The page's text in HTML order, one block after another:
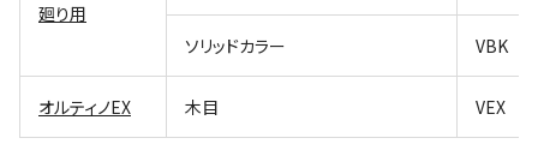
廻り用
ソリッドカラー VBK
オルティノEX 木目 VEX